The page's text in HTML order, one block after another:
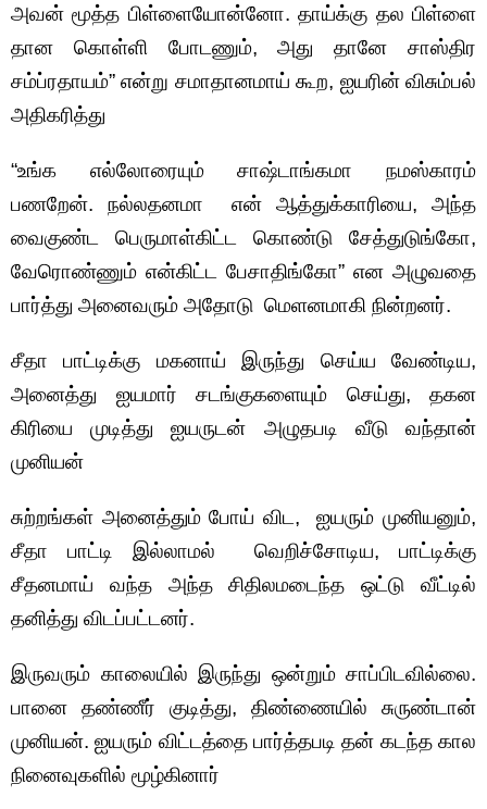
அவன் மூத்த பிள்ளையோன்னோ. தாய்க்கு தல பிள்ளை
தான கொள்ளி போடணும், அது தானே சாஸ்திர
சம்ப்ரதாயம்” என்று சமாதானமாய் கூற, ஐயரின் விசும்பல்
அதிகரித்து
“உங்க எல்லோரையும் சாஷ்டாங்கமா நமஸ்காரம்
பணறேன். நல்லதனமா என் ஆத்துக்காரியை, அந்த
வைகுண்ட பெருமாள்கிட்ட கொண்டு சேத்துடுங்கோ,
வேரொண்ணும் என்கிட்ட பேசாதிங்கோ” என அழுவதை
பார்த்து அனைவரும் அதோடு மெளனமாகி நின்றனர்.
சீதா பாட்டிக்கு மகனாய் இருந்து செய்ய வேண்டிய,
அனைத்து ஐயமார் சடங்குகளையும் செய்து, தகன
கிரியை முடித்து ஐயருடன் அழுதபடி வீடு வந்தான்
முனியன்
சுற்றங்கள் அனைத்தும் போய் விட, ஐயரும் முனியனும்,
சீதா பாட்டி இல்லாமல் வெறிச்சோடிய, பாட்டிக்கு
சீதனமாய் வந்த அந்த சிதிலமடைந்த ஒட்டு வீட்டில்
தனித்து விடப்பட்டனர்.
இருவரும் காலையில் இருந்து ஒன்றும் சாப்பிடவில்லை.
பானை தண்ணீர் குடித்து, திண்ணையில் சுருண்டான்
முனியன். ஐயரும் விட்டத்தை பார்த்தபடி தன் கடந்த கால
நினைவுகளில் மூழ்கினார்